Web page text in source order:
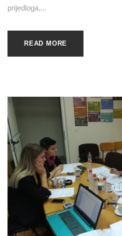
prijedloga,...
READ MORE